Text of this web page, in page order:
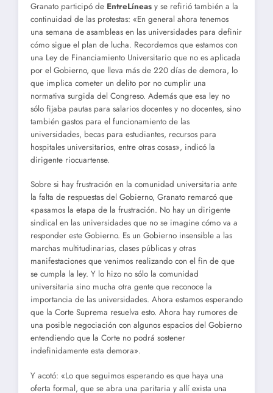
Granato participó de EntreLíneas y se refirió también a la
continuidad de las protestas: «En general ahora tenemos
una semana de asambleas en las universidades para definir
cómo sigue el plan de lucha. Recordemos que estamos con
una Ley de Financiamiento Universitario que no es aplicada
por el Gobierno, que lleva más de 220 días de demora, lo
que implica cometer un delito por no cumplir una
normativa surgida del Congreso. Además que esa ley no
sólo fijaba pautas para salarios docentes y no docentes, sino
también gastos para el funcionamiento de las
universidades, becas para estudiantes, recursos para
hospitales universitarios, entre otras cosas», indicó la
dirigente riocuartense.
Sobre si hay frustración en la comunidad universitaria ante
la falta de respuestas del Gobierno, Granato remarcó que
«pasamos la etapa de la frustración. No hay un dirigente
sindical en las universidades que no se imagine cómo va a
responder este Gobierno. Es un Gobierno insensible a las
marchas multitudinarias, clases públicas y otras
manifestaciones que venimos realizando con el fin de que
se cumpla la ley. Y lo hizo no sólo la comunidad
universitaria sino mucha otra gente que reconoce la
importancia de las universidades. Ahora estamos esperando
que la Corte Suprema resuelva esto. Ahora hay rumores de
una posible negociación con algunos espacios del Gobierno
entendiendo que la Corte no podrá sostener
indefinidamente esta demora».
Y acotó: «Lo que seguimos esperando es que haya una
oferta formal, que se abra una paritaria y allí exista una